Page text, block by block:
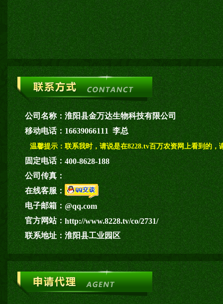
公司名称：淮阳县金万达生物科技有限公司
移动电话：16639066111 李总
温馨提示： 联系我时，请说是在8228.tv百万农资网上看到的，
固定电话：400-8628-188
公司传真：
在线客服：
电子邮箱：@qq.com
官方网站：http://www.8228.tv/co/2731/
联系地址：淮阳县工业园区